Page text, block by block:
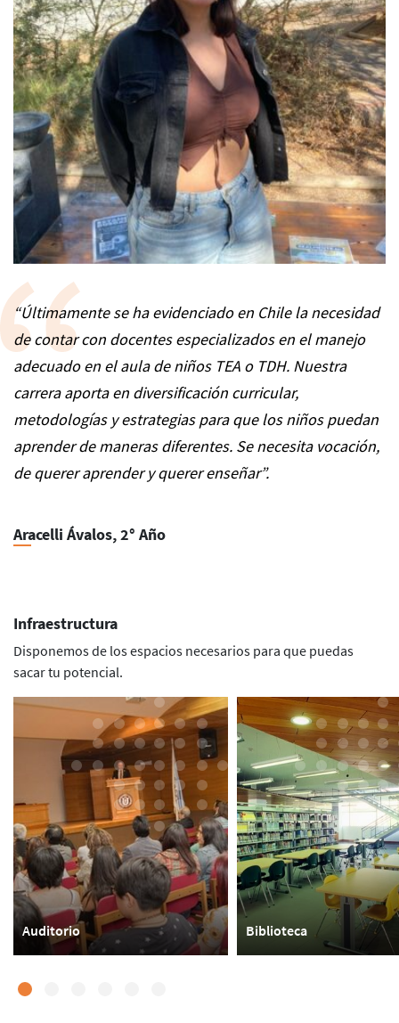
“Últimamente se ha evidenciado en Chile la necesidad
de contar con docentes especializados en el manejo
adecuado en el aula de niños TEA o TDH. Nuestra
carrera aporta en diversificación curricular,
metodologías y estrategias para que los niños puedan
aprender de maneras diferentes. Se necesita vocación,
de querer aprender y querer enseñar”.
Aracelli Ávalos, 2° Año
Infraestructura
Disponemos de los espacios necesarios para que puedas
sacar tu potencial.
Auditorio Biblioteca